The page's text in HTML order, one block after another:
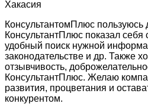
Хакасия
КонсультантомПлюс пользуюсь
КонсультантПлюс показал
удобный поиск нужной
законодательстве и др. Также
отзывчивость,
КонсультантПлюс. Желаю
развития, процветания и
конкурентом.